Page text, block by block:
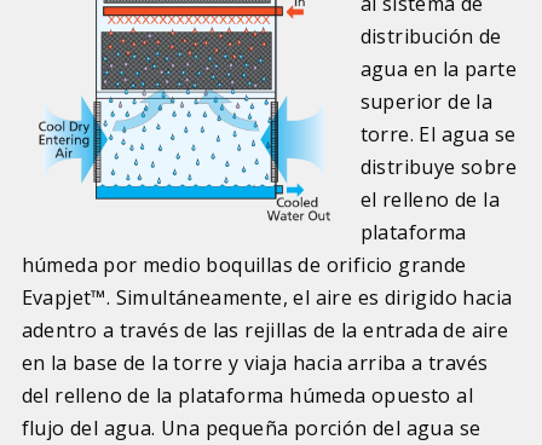
distribución de
agua en la parte
superior de la
torre. El agua se
distribuye sobre
el relleno de la
plataforma
húmeda por medio boquillas de orificio grande
Evapjet™. Simultáneamente, el aire es dirigido hacia
adentro a través de las rejillas de la entrada de aire
en la base de la torre y viaja hacia arriba a través
del relleno de la plataforma húmeda opuesto al
flujo del agua. Una pequeña porción del agua se